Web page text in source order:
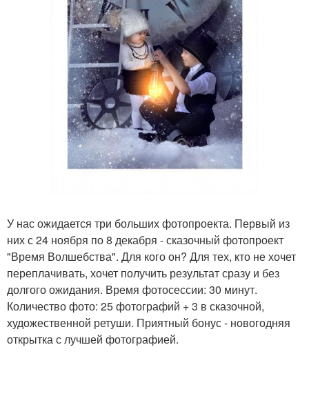
У нас ожидается три больших фотопроекта. Первый из
них с 24 ноября по 8 декабря - сказочный фотопроект
"Время Волшебства". Для кого он? Для тех, кто не хочет
переплачивать, хочет получить результат сразу и без
долгого ожидания. Время фотосессии: 30 минут.
Количество фото: 25 фотографий + 3 в сказочной,
художественной ретуши. Приятный бонус - новогодняя
открытка с лучшей фотографией.